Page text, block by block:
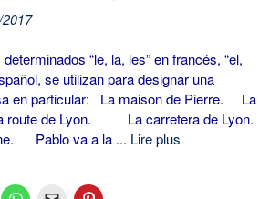
“le, la, les” en francés, “el,
se utilizan para designar una
en particular: La maison de Pierre. La
route de Lyon. La carretera de Lyon.
Pablo va a la ... Lire plus